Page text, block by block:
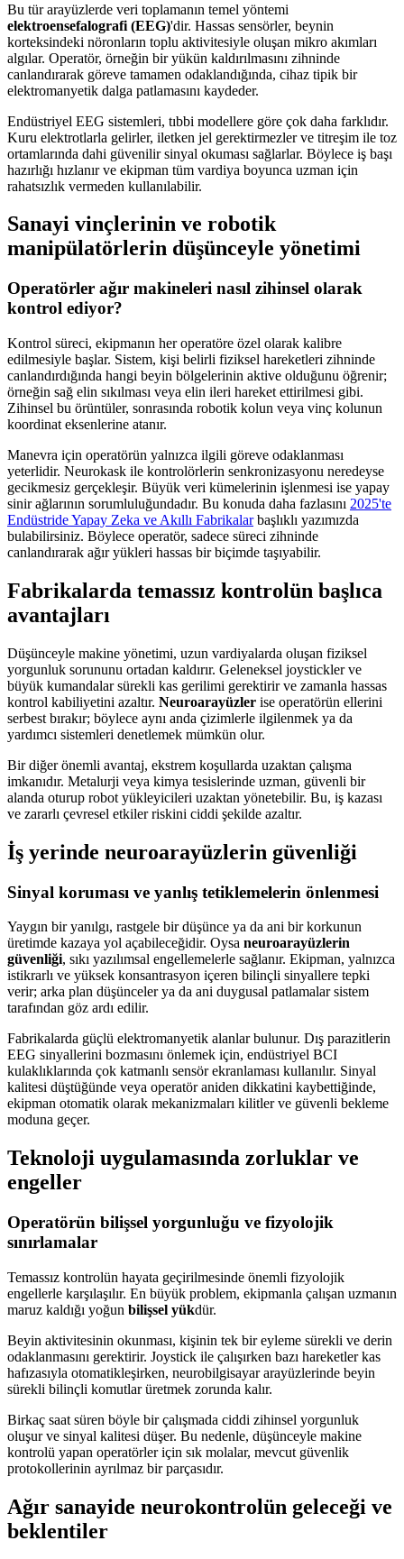
Bu tür arayüzlerde veri toplamanın temel yöntemi
elektroensefalografi (EEG)'dir. Hassas sensörler, beynin
korteksindeki nöronların toplu aktivitesiyle oluşan mikro akımları
algılar. Operatör, örneğin bir yükün kaldırılmasını zihninde
canlandırarak göreve tamamen odaklandığında, cihaz tipik bir
elektromanyetik dalga patlamasını kaydeder.
Endüstriyel EEG sistemleri, tıbbi modellere göre çok daha farklıdır.
Kuru elektrotlarla gelirler, iletken jel gerektirmezler ve titreşim ile toz
ortamlarında dahi güvenilir sinyal okuması sağlarlar. Böylece iş başı
hazırlığı hızlanır ve ekipman tüm vardiya boyunca uzman için
rahatsızlık vermeden kullanılabilir.
Sanayi vinçlerinin ve robotik
manipülatörlerin düşünceyle yönetimi
Operatörler ağır makineleri nasıl zihinsel olarak
kontrol ediyor?
Kontrol süreci, ekipmanın her operatöre özel olarak kalibre
edilmesiyle başlar. Sistem, kişi belirli fiziksel hareketleri zihninde
canlandırdığında hangi beyin bölgelerinin aktive olduğunu öğrenir;
örneğin sağ elin sıkılması veya elin ileri hareket ettirilmesi gibi.
Zihinsel bu örüntüler, sonrasında robotik kolun veya vinç kolunun
koordinat eksenlerine atanır.
Manevra için operatörün yalnızca ilgili göreve odaklanması
yeterlidir. Neurokask ile kontrolörlerin senkronizasyonu neredeyse
gecikmesiz gerçekleşir. Büyük veri kümelerinin işlenmesi ise yapay
sinir ağlarının sorumluluğundadır. Bu konuda daha fazlasını 2025'te
Endüstride Yapay Zeka ve Akıllı Fabrikalarbaşlıklı yazımızda
bulabilirsiniz. Böylece operatör, sadece süreci zihninde
canlandırarak ağır yükleri hassas bir biçimde taşıyabilir.
Fabrikalarda temassız kontrolün başlıca
avantajları
Düşünceyle makine yönetimi, uzun vardiyalarda oluşan fiziksel
yorgunluk sorununu ortadan kaldırır. Geleneksel joystickler ve
büyük kumandalar sürekli kas gerilimi gerektirir ve zamanla hassas
kontrol kabiliyetini azaltır. Neuroarayüzler ise operatörün ellerini
serbest bırakır; böylece aynı anda çizimlerle ilgilenmek ya da
yardımcı sistemleri denetlemek mümkün olur.
Bir diğer önemli avantaj, ekstrem koşullarda uzaktan çalışma
imkanıdır. Metalurji veya kimya tesislerinde uzman, güvenli bir
alanda oturup robot yükleyicileri uzaktan yönetebilir. Bu, iş kazası
ve zararlı çevresel etkiler riskini ciddi şekilde azaltır.
İş yerinde neuroarayüzlerin güvenliği
Sinyal koruması ve yanlış tetiklemelerin önlenmesi
Yaygın bir yanılgı, rastgele bir düşünce ya da ani bir korkunun
üretimde kazaya yol açabileceğidir. Oysa neuroarayüzlerin
güvenliği, sıkı yazılımsal engellemelerle sağlanır. Ekipman, yalnızca
istikrarlı ve yüksek konsantrasyon içeren bilinçli sinyallere tepki
verir; arka plan düşünceler ya da ani duygusal patlamalar sistem
tarafından göz ardı edilir.
Fabrikalarda güçlü elektromanyetik alanlar bulunur. Dış parazitlerin
EEG sinyallerini bozmasını önlemek için, endüstriyel BCI
kulaklıklarında çok katmanlı sensör ekranlaması kullanılır. Sinyal
kalitesi düştüğünde veya operatör aniden dikkatini kaybettiğinde,
ekipman otomatik olarak mekanizmaları kilitler ve güvenli bekleme
moduna geçer.
Teknoloji uygulamasında zorluklar ve
engeller
Operatörün bilişsel yorgunluğu ve fizyolojik
sınırlamalar
Temassız kontrolün hayata geçirilmesinde önemli fizyolojik
engellerle karşılaşılır. En büyük problem, ekipmanla çalışan uzmanın
maruz kaldığı yoğun bilişsel yükdür.
Beyin aktivitesinin okunması, kişinin tek bir eyleme sürekli ve derin
odaklanmasını gerektirir. Joystick ile çalışırken bazı hareketler kas
hafızasıyla otomatikleşirken, neurobilgisayar arayüzlerinde beyin
sürekli bilinçli komutlar üretmek zorunda kalır.
Birkaç saat süren böyle bir çalışmada ciddi zihinsel yorgunluk
oluşur ve sinyal kalitesi düşer. Bu nedenle, düşünceyle makine
kontrolü yapan operatörler için sık molalar, mevcut güvenlik
protokollerinin ayrılmaz bir parçasıdır.
Ağır sanayide neurokontrolün geleceği ve
beklentiler